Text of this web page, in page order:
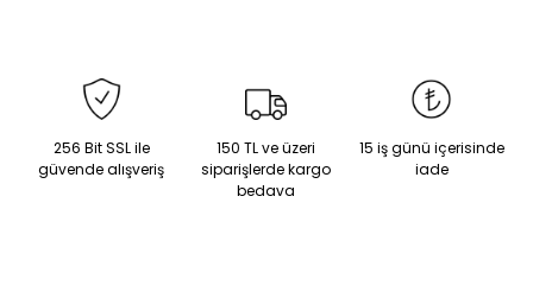
256 Bit SSL ile
güvende alışveriş
150 TL ve üzeri
siparişlerde kargo
bedava
15 iş günü içerisinde
iade